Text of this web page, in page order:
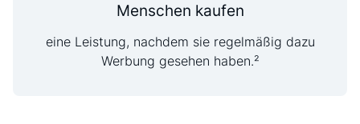
Menschen kaufen
eine Leistung, nachdem sie regelmäßig dazu
Werbung gesehen haben.²